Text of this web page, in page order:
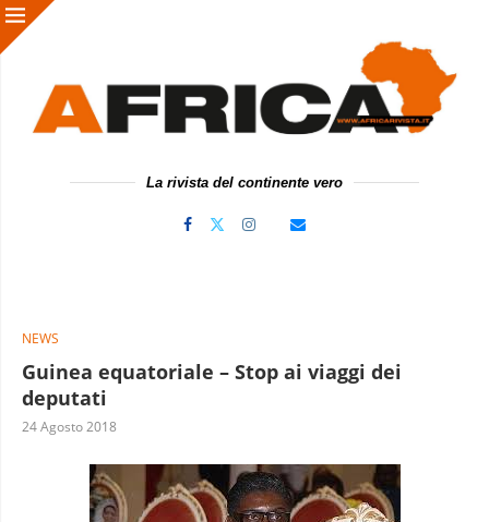
La rivista del continente vero
NEWS
Guinea equatoriale – Stop ai viaggi dei
deputati
24 Agosto 2018